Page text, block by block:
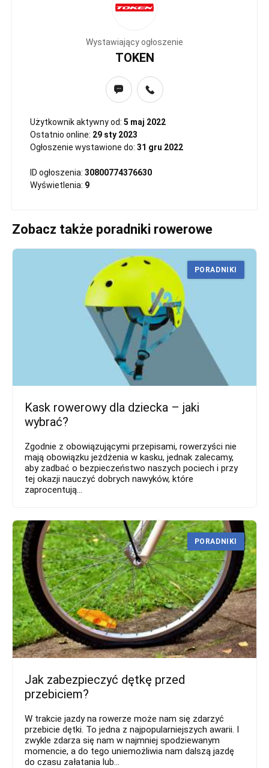
Wystawiający ogłoszenie
TOKEN
Użytkownik aktywny od: 5 maj 2022
Ostatnio online: 29 sty 2023
Ogłoszenie wystawione do: 31 gru 2022
ID ogłoszenia: 30800774376630
Wyświetlenia: 9
Zobacz także poradniki rowerowe
Kask rowerowy dla dziecka – jaki
wybrać?
Zgodnie z obowiązującymi przepisami, rowerzyści nie
mają obowiązku jeżdżenia w kasku, jednak zalecamy,
aby zadbać o bezpieczeństwo naszych pociech i przy
tej okazji nauczyć dobrych nawyków, które
zaprocentują...
PORADNIKI
Jak zabezpieczyć dętkę przed
przebiciem?
W trakcie jazdy na rowerze może nam się zdarzyć
przebicie dętki. To jedna z najpopularniejszych awarii. I
zwykle zdarza się nam w najmniej spodziewanym
momencie, a do tego uniemożliwia nam dalszą jazdę
do czasu załatania lub...
PORADNIKI